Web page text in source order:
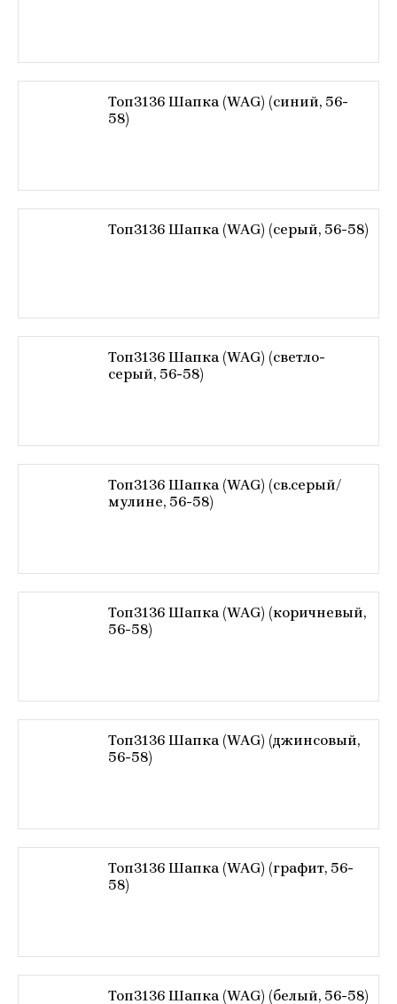
Топ3136 Шапка (WAG) (синий, 56-
58)
Топ3136 Шапка (WAG) (серый, 56-58)
Топ3136 Шапка (WAG) (светло-
серый, 56-58)
Топ3136 Шапка (WAG) (св.серый/
мулине, 56-58)
Топ3136 Шапка (WAG) (коричневый,
56-58)
Топ3136 Шапка (WAG) (джинсовый,
56-58)
Топ3136 Шапка (WAG) (графит, 56-
58)
Топ3136 Шапка (WAG) (белый, 56-58)